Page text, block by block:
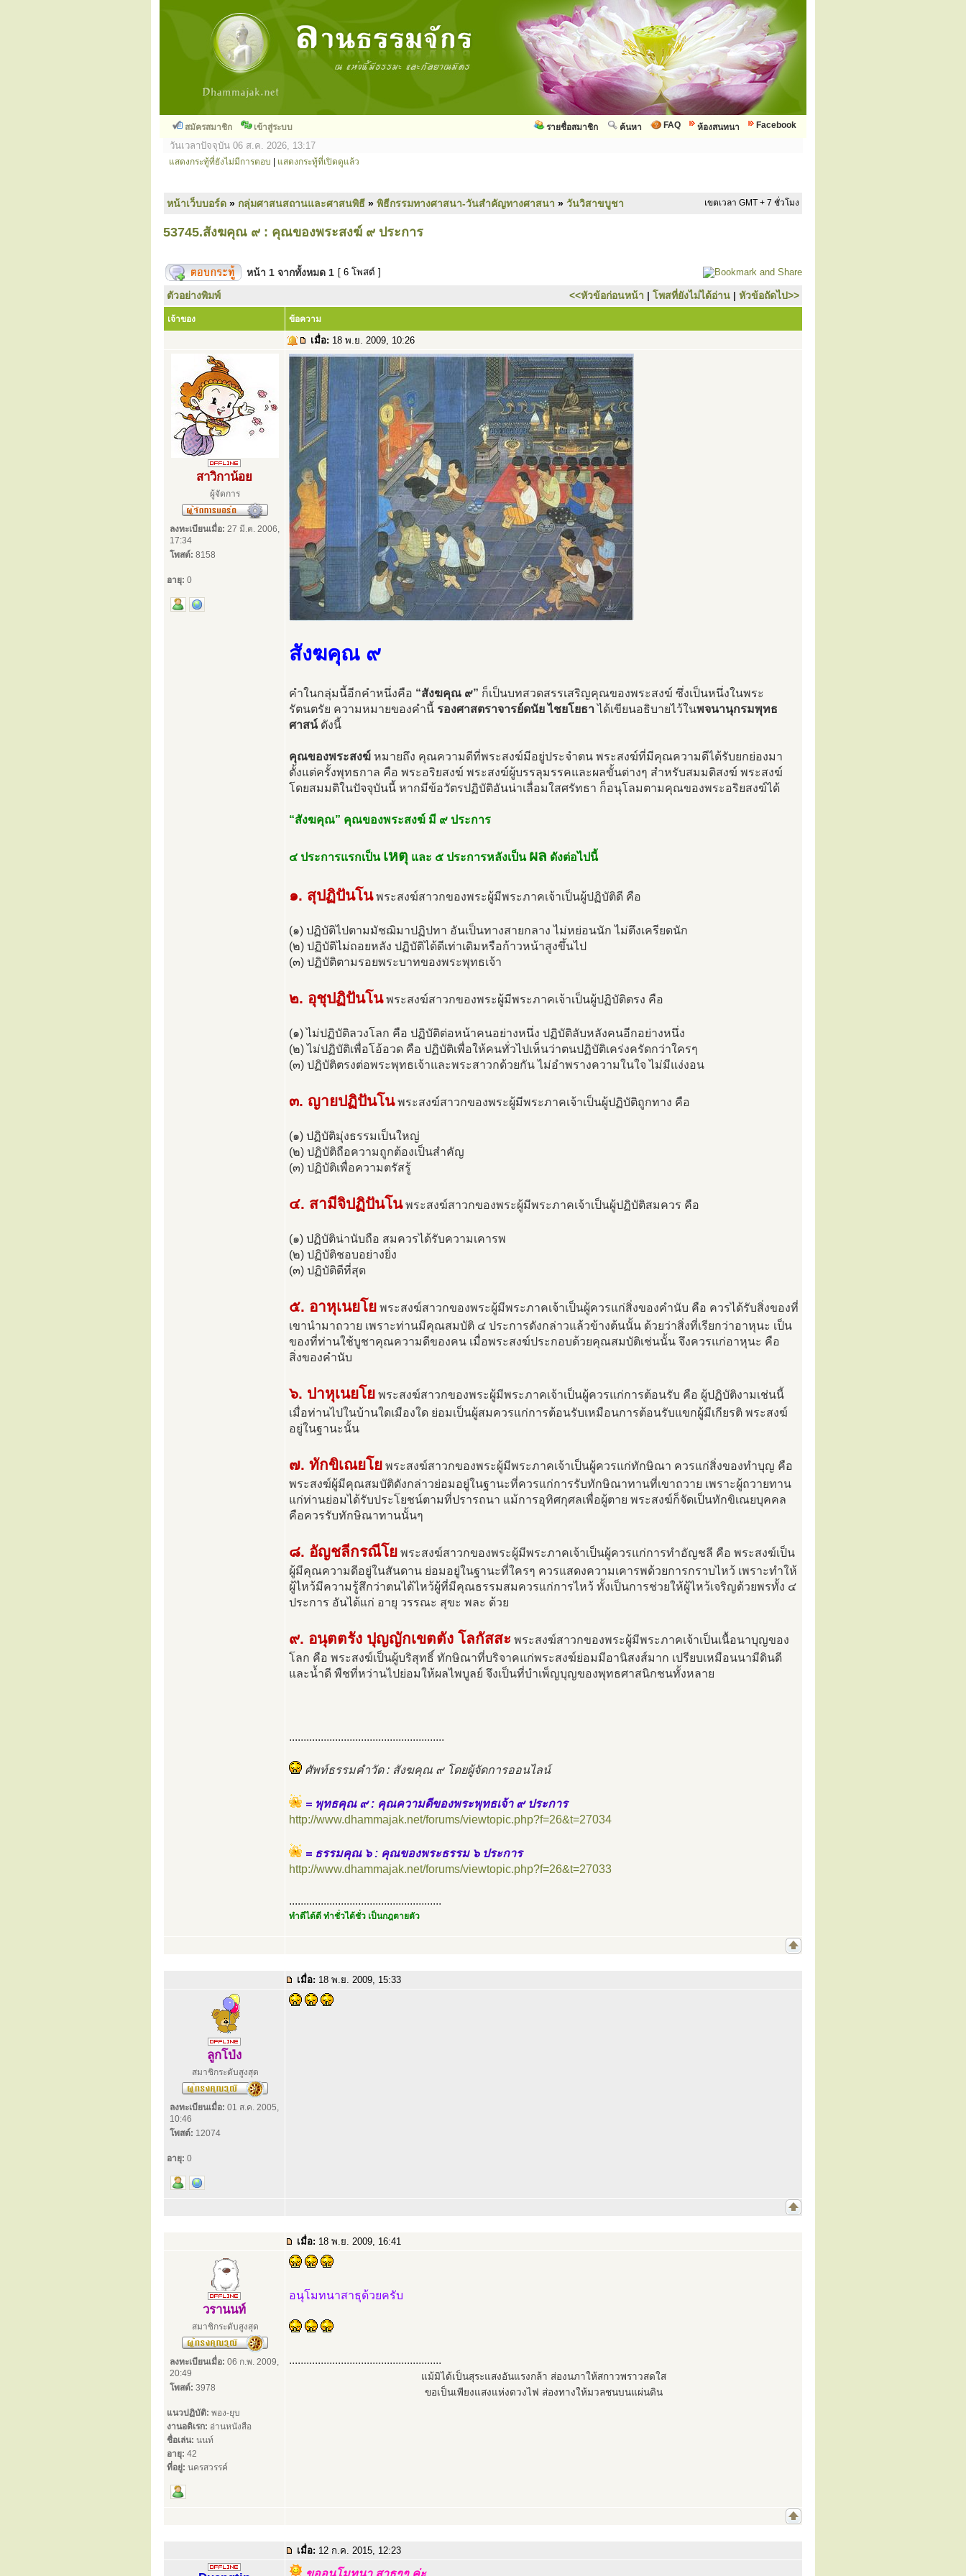
สมัครสมาชิก เข้าสู่ระบบ Facebook
ห้องสนทนา
FAQ
ค้นหา
รายชื่อสมาชิก
วันเวลาปัจจุบัน 06 ส.ค. 2026, 13:17
แสดงกระทู้ที่ยังไม่มีการตอบ แสดงกระทู้ที่เปิดดูแล้ว
หน้าเว็บบอร์ด » กลุ่มศาสนสถานและศาสนพิธี » พิธีกรรมทางศาสนา-วันสำคัญทางศาสนา » วันวิสาขบูชา เขตเวลา GMT + 7 ชั่วโมง
53745.สังฆคุณ ๙ : คุณของพระสงฆ์ ๙ ประการ
หน้า 1 จากทั้งหมด 1 [ 6 โพสต์ ]
ตัวอย่างพิมพ์ <<หัวข้อก่อนหน้า | โพสที่ยังไม่ได้อ่าน | หัวข้อถัดไป>>
เจ้าของ ข้อความ
เมื่อ: 18 พ.ย. 2009, 10:26
สาวิกาน้อย
ผู้จัดการ
ลงทะเบียนเมื่อ: 27 มี.ค. 2006,
17:34
โพสต์: 8158
อายุ: 0
สังฆคุณ ๙
คำในกลุ่มนี้อีกคำหนึ่งคือ “สังฆคุณ ๙” ก็เป็นบทสวดสรรเสริญคุณของพระสงฆ์ ซึ่งเป็นหนึ่งในพระ
รัตนตรัย ความหมายของคำนี้ รองศาสตราจารย์ดนัย ไชยโยธาได้เขียนอธิบายไว้ในพจนานุกรมพุทธ
ศาสน์ดังนี้
คุณของพระสงฆ์ หมายถึง คุณความดีที่พระสงฆ์มีอยู่ประจำตน พระสงฆ์ที่มีคุณความดีได้รับยกย่องมา
ตั้งแต่ครั้งพุทธกาล คือ พระอริยสงฆ์ พระสงฆ์ผู้บรรลุมรรคและผลขั้นต่างๆ สำหรับสมมติสงฆ์ พระสงฆ์
โดยสมมติในปัจจุบันนี้ หากมีข้อวัตรปฏิบัติอันน่าเลื่อมใสศรัทธา ก็อนุโลมตามคุณของพระอริยสงฆ์ได้
“สังฆคุณ” คุณของพระสงฆ์ มี ๙ ประการ
๔ ประการแรกเป็น เหตุ และ ๕ ประการหลังเป็น ผล ดังต่อไปนี้
๑. สุปฏิปันโนพระสงฆ์สาวกของพระผู้มีพระภาคเจ้าเป็นผู้ปฏิบัติดี คือ
(๑) ปฏิบัติไปตามมัชฌิมาปฏิปทา อันเป็นทางสายกลาง ไม่หย่อนนัก ไม่ตึงเครียดนัก
(๒) ปฏิบัติไม่ถอยหลัง ปฏิบัติได้ดีเท่าเดิมหรือก้าวหน้าสูงขึ้นไป
(๓) ปฏิบัติตามรอยพระบาทของพระพุทธเจ้า
๒. อุชุปฏิปันโนพระสงฆ์สาวกของพระผู้มีพระภาคเจ้าเป็นผู้ปฏิบัติตรง คือ
(๑) ไม่ปฏิบัติลวงโลก คือ ปฏิบัติต่อหน้าคนอย่างหนึ่ง ปฏิบัติลับหลังคนอีกอย่างหนึ่ง
(๒) ไม่ปฏิบัติเพื่อโอ้อวด คือ ปฏิบัติเพื่อให้คนทั่วไปเห็นว่าตนปฏิบัติเคร่งครัดกว่าใครๆ
(๓) ปฏิบัติตรงต่อพระพุทธเจ้าและพระสาวกด้วยกัน ไม่อำพรางความในใจ ไม่มีแง่งอน
๓. ญายปฏิปันโนพระสงฆ์สาวกของพระผู้มีพระภาคเจ้าเป็นผู้ปฏิบัติถูกทาง คือ
(๑) ปฏิบัติมุ่งธรรมเป็นใหญ่
(๒) ปฏิบัติถือความถูกต้องเป็นสำคัญ
(๓) ปฏิบัติเพื่อความตรัสรู้
๔. สามีจิปฏิปันโนพระสงฆ์สาวกของพระผู้มีพระภาคเจ้าเป็นผู้ปฏิบัติสมควร คือ
(๑) ปฏิบัติน่านับถือ สมควรได้รับความเคารพ
(๒) ปฏิบัติชอบอย่างยิ่ง
(๓) ปฏิบัติดีที่สุด
๕. อาหุเนยโย พระสงฆ์สาวกของพระผู้มีพระภาคเจ้าเป็นผู้ควรแก่สิ่งของคำนับ คือ ควรได้รับสิ่งของที่
เขานำมาถวาย เพราะท่านมีคุณสมบัติ ๔ ประการดังกล่าวแล้วข้างต้นนั้น ด้วยว่าสิ่งที่เรียกว่าอาหุนะ เป็น
ของที่ท่านใช้บูชาคุณความดีของคน เมื่อพระสงฆ์ประกอบด้วยคุณสมบัติเช่นนั้น จึงควรแก่อาหุนะ คือ
สิ่งของคำนับ
๖. ปาหุเนยโย พระสงฆ์สาวกของพระผู้มีพระภาคเจ้าเป็นผู้ควรแก่การต้อนรับ คือ ผู้ปฏิบัติงามเช่นนี้
เมื่อท่านไปในบ้านใดเมืองใด ย่อมเป็นผู้สมควรแก่การต้อนรับเหมือนการต้อนรับแขกผู้มีเกียรติ พระสงฆ์
อยู่ในฐานะนั้น
๗. ทักขิเณยโย พระสงฆ์สาวกของพระผู้มีพระภาคเจ้าเป็นผู้ควรแก่ทักษิณา ควรแก่สิ่งของทำบุญ คือ
พระสงฆ์ผู้มีคุณสมบัติดังกล่าวย่อมอยู่ในฐานะที่ควรแก่การรับทักษิณาทานที่เขาถวาย เพราะผู้ถวายทาน
แก่ท่านย่อมได้รับประโยชน์ตามที่ปรารถนา แม้การอุทิศกุศลเพื่อผู้ตาย พระสงฆ์ก็จัดเป็นทักขิเณยบุคคล
คือควรรับทักษิณาทานนั้นๆ
๘. อัญชลีกรณีโย พระสงฆ์สาวกของพระผู้มีพระภาคเจ้าเป็นผู้ควรแก่การทำอัญชลี คือ พระสงฆ์เป็น
ผู้มีคุณความดีอยู่ในสันดาน ย่อมอยู่ในฐานะที่ใครๆ ควรแสดงความเคารพด้วยการกราบไหว้ เพราะทำให้
ผู้ไหว้มีความรู้สึกว่าตนได้ไหว้ผู้ที่มีคุณธรรมสมควรแก่การไหว้ ทั้งเป็นการช่วยให้ผู้ไหว้เจริญด้วยพรทั้ง ๔
ประการ อันได้แก่ อายุ วรรณะ สุขะ พละ ด้วย
๙. อนุตตรัง ปุญญักเขตตัง โลกัสสะ พระสงฆ์สาวกของพระผู้มีพระภาคเจ้าเป็นเนื้อนาบุญของ
โลก คือ พระสงฆ์เป็นผู้บริสุทธิ์ ทักษิณาที่บริจาคแก่พระสงฆ์ย่อมมีอานิสงส์มาก เปรียบเหมือนนามีดินดี
และน้ำดี พืชที่หว่านไปย่อมให้ผลไพบูลย์ จึงเป็นที่บำเพ็ญบุญของพุทธศาสนิกชนทั้งหลาย
......................................................
ศัพท์ธรรมคำวัด : สังฆคุณ ๙ โดยผู้จัดการออนไลน์
= พุทธคุณ ๙ : คุณความดีของพระพุทธเจ้า ๙ ประการ
http://www.dhammajak.net/forums/viewtopic.php?f=26&t=27034
= ธรรมคุณ ๖ : คุณของพระธรรม ๖ ประการ
http://www.dhammajak.net/forums/viewtopic.php?f=26&t=27033
.....................................................
ทำดีได้ดี ทำชั่วได้ชั่ว เป็นกฎตายตัว
เมื่อ: 18 พ.ย. 2009, 15:33
ลูกโป่ง
สมาชิกระดับสูงสุด
ลงทะเบียนเมื่อ: 01 ส.ค. 2005,
10:46
โพสต์: 12074
อายุ: 0
เมื่อ: 18 พ.ย. 2009, 16:41
วรานนท์
สมาชิกระดับสูงสุด
ลงทะเบียนเมื่อ: 06 ก.พ. 2009,
20:49
โพสต์: 3978
แนวปฏิบัติ: พอง-ยุบ
งานอดิเรก: อ่านหนังสือ
ชื่อเล่น: นนท์
อายุ: 42
ที่อยู่: นครสวรรค์
อนุโมทนาสาธุด้วยครับ
.....................................................
แม้มิได้เป็นสุระแสงอันแรงกล้า ส่องนภาให้สกาวพราวสดใส
ขอเป็นเพียงแสงแห่งดวงไฟ ส่องทางให้มวลชนบนแผ่นดิน
เมื่อ: 12 ก.ค. 2015, 12:23
ขออนุโมทนา สาธุๆๆ ค่ะ